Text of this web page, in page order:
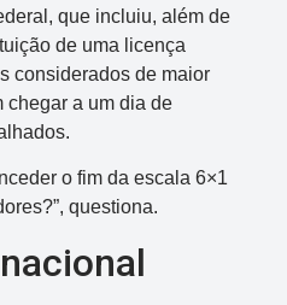
que incluiu, além de
de uma licença
considerados de maior
chegar a um dia de
o fim da escala 6×1
questiona.